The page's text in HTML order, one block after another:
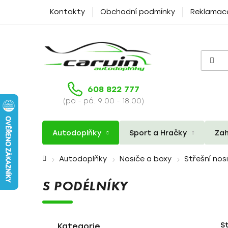
Kontakty Obchodní podmínky
608 822 777
(po - pá: 9:00 - 18:00)
Autodoplňky Sport a Hračky
Domů Autodoplňky Nosiče a boxy Střešní
S PODÉLNÍKY